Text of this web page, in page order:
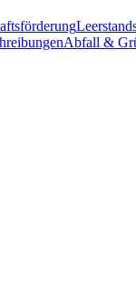
Abfall &